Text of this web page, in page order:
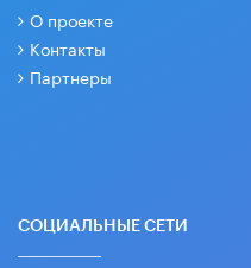
О проекте
Контакты
Партнеры
СОЦИАЛЬНЫЕ СЕТИ